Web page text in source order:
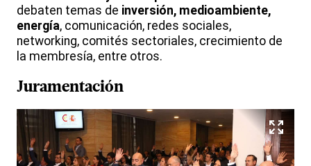
debaten temas de inversión, medioambiente,
energía, comunicación, redes sociales,
networking, comités sectoriales, crecimiento de
la membresía, entre otros.
Juramentación